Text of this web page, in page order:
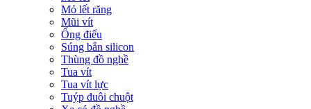
Mỏ lết răng
Mũi vít
Ống điếu
Súng bắn silicon
Thùng đồ nghề
Tua vít
Tua vít lực
Tuýp đuôi chuột